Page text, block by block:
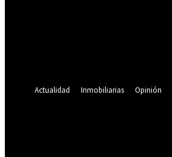
Actualidad
Inmobiliarias Opinión